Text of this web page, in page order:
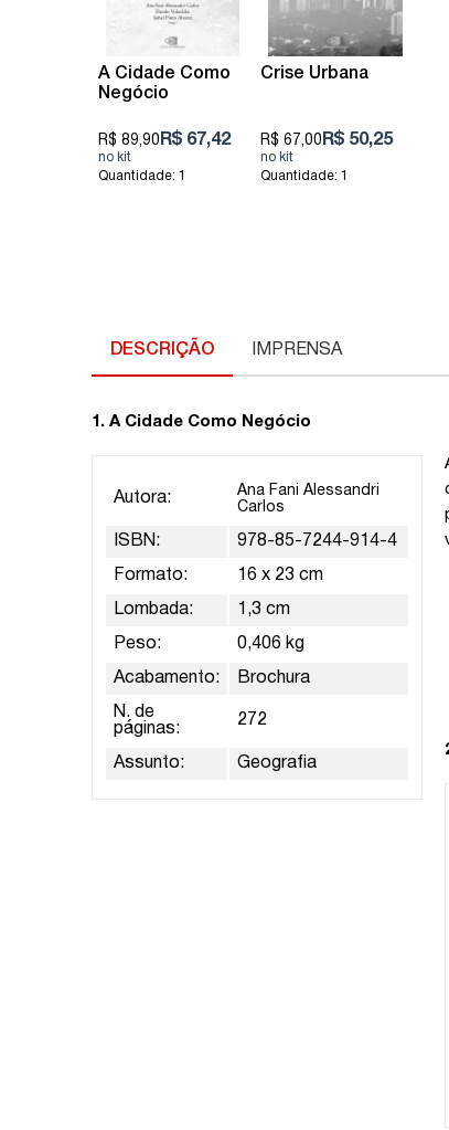
A Cidade Como
Negócio
R$ 89,90 R$ 67,42
Quantidade: 1
Crise Urbana
R$ 67,00 R$ 50,25
Quantidade: 1
DESCRIÇÃO IMPRENSA
1. A Cidade Como Negócio
Autora:
Ana Fani Alessandri
Carlos
ISBN: 978-85-7244-914-4
Formato: 16 x 23 cm
Lombada: 1,3 cm
Peso: 0,406 kg
Acabamento: Brochura
N. de
páginas:
272
Assunto: Geografia